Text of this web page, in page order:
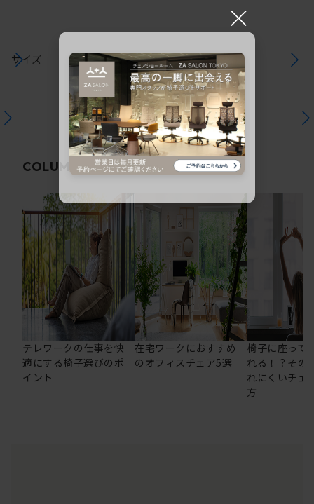
サイズ
COLUMN関連コラム
テレワークの仕事を快
適にする椅子選びのポ
イント
在宅ワークにおすすめ
のオフィスチェア5選
椅子に座って
れる！？その
れにくいチェ
方
×